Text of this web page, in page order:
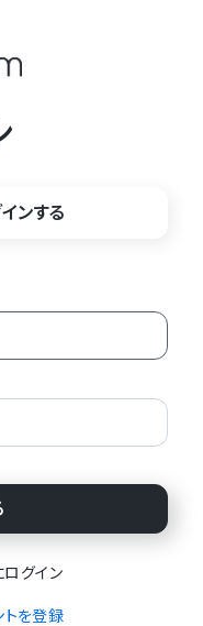
ンする
グイン
トを登録